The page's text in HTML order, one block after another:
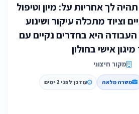
לך אחריות על: מיון וטיפול
וציוד מתכלה עיקור ושינוע
היא בחדרים נקיים עם
מיגון אישי בחולון
מקור חיצוני
משרה מלאה עודכן לפני 2 ימים